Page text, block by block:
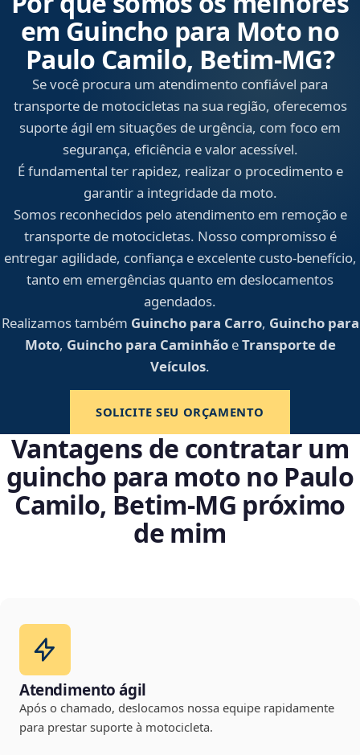
em Guincho para Moto no
Paulo Camilo, Betim‑MG?
Se você procura um atendimento confiável para
transporte de motocicletas na sua região, oferecemos
suporte ágil em situações de urgência, com foco em
segurança, eficiência e valor acessível.
É fundamental ter rapidez, realizar o procedimento e
garantir a integridade da moto.
Somos reconhecidos pelo atendimento em remoção e
transporte de motocicletas. Nosso compromisso é
entregar agilidade, confiança e excelente custo-benefício,
tanto em emergências quanto em deslocamentos
agendados.
Realizamos também Guincho para Carro, Guincho para
Moto, Guincho para CaminhãoeTransporte de
Veículos.
SOLICITE SEU ORÇAMENTO
Vantagens de contratar um
guincho para moto no Paulo
Camilo, Betim‑MG próximo
de mim
Atendimento ágil
Após o chamado, deslocamos nossa equipe rapidamente
para prestar suporte à motocicleta.